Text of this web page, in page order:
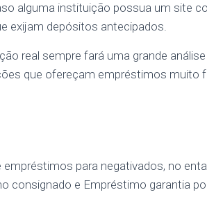
alguma instituição possua um site
exijam depósitos antecipados.
real sempre fará uma grande
que ofereçam empréstimos muito
para negativados, no
consignado e Empréstimo garantia